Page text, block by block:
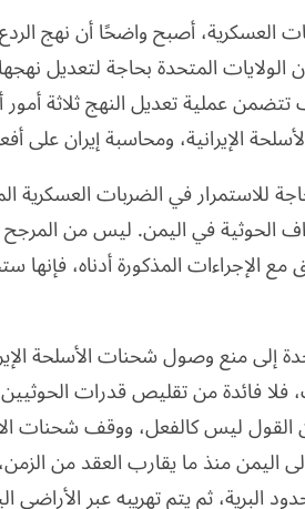
العسكرية، أصبح واضحًا أن نهج
المتحدة بحاجة لتعديل
عملية تعديل النهج ثلاثة
الإيرانية، ومحاسبة إيران على
للاستمرار في الضربات العسكرية
الحوثية في اليمن. ليس من
الإجراءات المذكورة أدناه،
إلى منع وصول شحنات الأسلحة
فلا فائدة من تقليص قدرات
القول ليس كالفعل، ووقف
اليمن منذ ما يقارب العقد من
البرية، ثم يتم تهريبه عبر الأراضي